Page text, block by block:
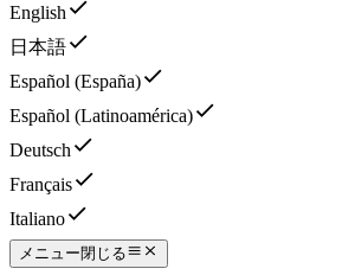
English
日本語
Español (España)
Español (Latinoamérica)
Deutsch
Français
Italiano
メニュー閉じる